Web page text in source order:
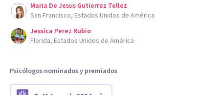
Maria De Jesus Gutierrez Tellez
San Francisco, Estados Unidos de América
Jessica Perez Rubio
Florida, Estados Unidos de América
Psicólogos nominados y premiados